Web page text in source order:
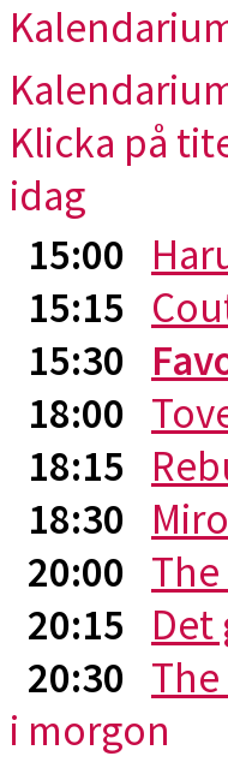
Klicka på
idag
15:00
15:15
15:30
18:00
18:15
18:30
20:00
20:15 Det
20:30
i morgon